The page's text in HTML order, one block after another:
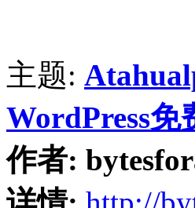
主题:
WordPress免
作者: